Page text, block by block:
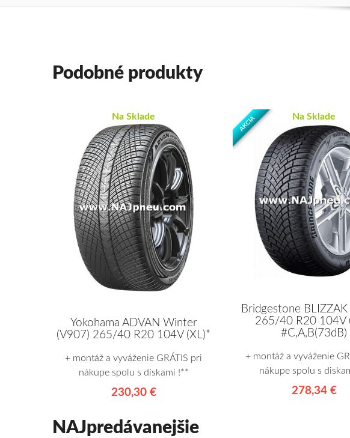
Podobné produkty
Na Sklade
Yokohama ADVAN Winter
(V907) 265/40 R20 104V (XL)*
+ montáž a vyváženie GRÁTIS pri
nákupe spolu s diskami !**
230,30 €
AKCIA Na Sklade
Bridgestone
265/40 R20 104V
#C,A,B(73dB)
+ montáž a vyváženie
nákupe spolu s
278,34 €
NAJpredávanejšie